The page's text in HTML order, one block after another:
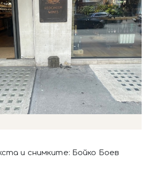
и снимките: Бойко Боев